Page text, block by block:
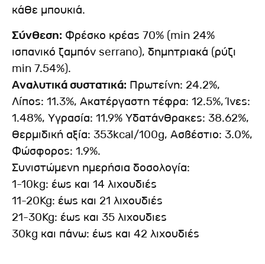
κάθε μπουκιά.
Σύνθεση: Φρέσκο κρέας 70% (min 24%
ισπανικό ζαμπόν serrano), δημητριακά (ρύζι
min 7.54%).
Αναλυτικά συστατικά: Πρωτείνη: 24.2%,
Λίπος: 11.3%, Ακατέργαστη τέφρα: 12.5%, Ίνες:
1.48%, Υγρασία: 11.9% Υδατάνθρακες: 38.62%,
Θερμιδική αξία: 353kcal/100g, Ασβέστιο: 3.0%,
Φώσφορος: 1.9%.
Συνιστώμενη ημερήσια δοσολογία:
1-10kg: έως και 14 λιχουδιές
11-20Kg: έως και 21 λιχουδιές
21-30Kg: έως και 35 λιχουδιες
30kg και πάνω: έως και 42 λιχουδιές